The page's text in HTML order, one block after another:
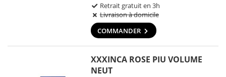
Retrait gratuit en 3h
Livraison à domicile
COMMANDER
XXXINCA ROSE PIU VOLUME
NEUT